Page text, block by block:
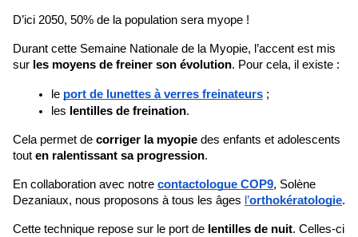
D’ici 2050, 50% de la population sera myope !
Durant cette Semaine Nationale de la Myopie, l’accent est mis
sur les moyens de freiner son évolution. Pour cela, il existe :
le port de lunettes à verres freinateurs ;
les lentilles de freination.
Cela permet de corriger la myopie des enfants et adolescents
tout en ralentissant sa progression.
En collaboration avec notre contactologue COP9, Solène
Dezaniaux, nous proposons à tous les âges l’orthokératologie.
Cette technique repose sur le port de lentilles de nuit